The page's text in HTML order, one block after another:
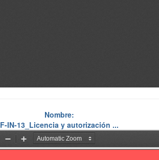
Nombre:
F-IN-13_Licencia y autorización ...